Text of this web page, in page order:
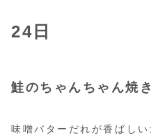
24日
鮭のちゃんちゃん焼き
味噌バターだれが香ばしい